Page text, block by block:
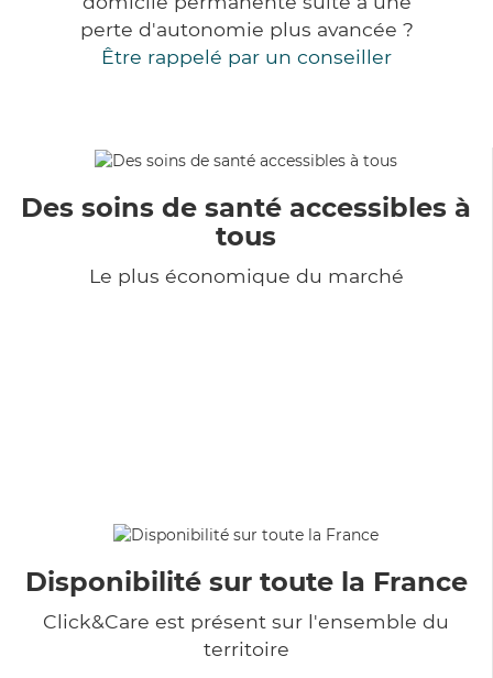
perte d'autonomie plus avancée ?
Être rappelé par un conseiller
Des soins de santé accessibles à
tous
Le plus économique du marché
Disponibilité sur toute la France
Click&Care est présent sur l'ensemble du
territoire